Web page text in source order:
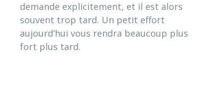
demande explicitement, et il est alors
souvent trop tard. Un petit effort
aujourd’hui vous rendra beaucoup plus
fort plus tard.